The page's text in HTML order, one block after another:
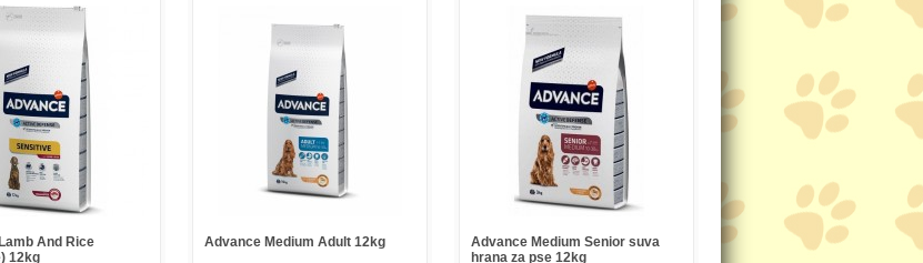
And Rice
12kg
Advance Medium Adult 12kg
Advance Medium Senior suva
hrana za pse 12kg